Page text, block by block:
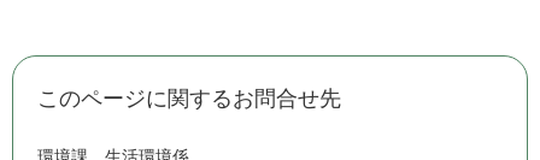
このページに関するお問合せ先